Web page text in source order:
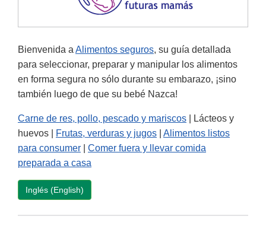
Bienvenida a Alimentos seguros, su guía detallada
para seleccionar, preparar y manipular los alimentos
en forma segura no sólo durante su embarazo, ¡sino
también luego de que su bebé Nazca!
Carne de res, pollo, pescado y mariscos | Lácteos y
huevos |
Frutas, verduras y jugos
Alimentos listos
para consumer
Comer fuera y llevar comida
preparada a casa
Inglés (English)